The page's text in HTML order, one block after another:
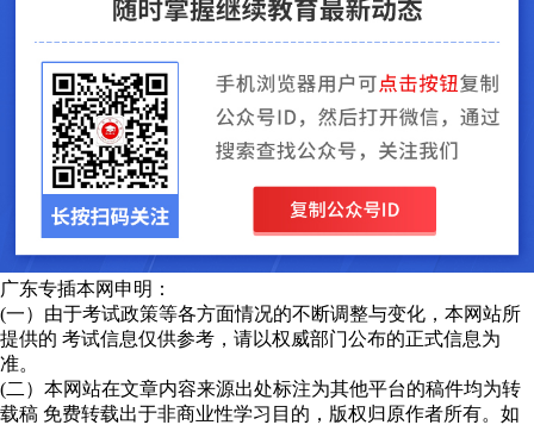
广东专插本网申明：
(一）由于考试政策等各方面情况的不断调整与变化，本网站所
提供的 考试信息仅供参考，请以权威部门公布的正式信息为
准。
(二）本网站在文章内容来源出处标注为其他平台的稿件均为转
载稿 免费转载出于非商业性学习目的，版权归原作者所有。如